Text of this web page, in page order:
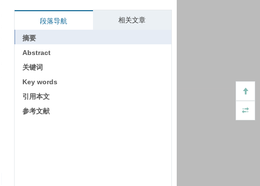
段落导航 相关文章
摘要
Abstract
关键词
Key words
引用本文
参考文献